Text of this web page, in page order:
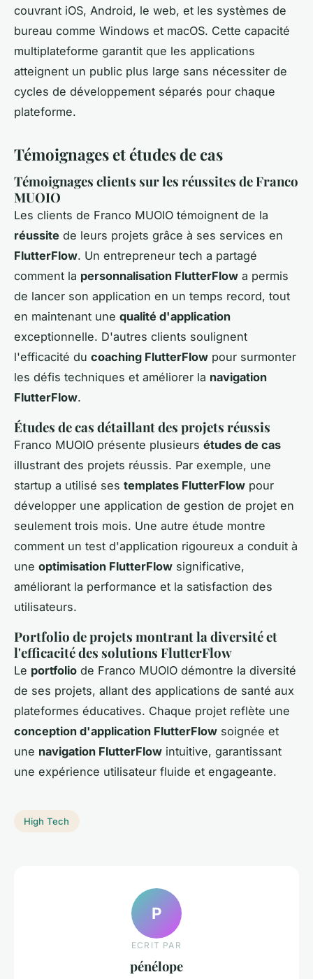
couvrant iOS, Android, le web, et les systèmes de
bureau comme Windows et macOS. Cette capacité
multiplateforme garantit que les applications
atteignent un public plus large sans nécessiter de
cycles de développement séparés pour chaque
plateforme.
Témoignages et études de cas
Témoignages clients sur les réussites de Franco
MUOIO
Les clients de Franco MUOIO témoignent de la
réussite de leurs projets grâce à ses services en
FlutterFlow. Un entrepreneur tech a partagé
comment la personnalisation FlutterFlow a permis
de lancer son application en un temps record, tout
en maintenant une qualité d'application
exceptionnelle. D'autres clients soulignent
l'efficacité du coaching FlutterFlow pour surmonter
les défis techniques et améliorer la navigation
FlutterFlow.
Études de cas détaillant des projets réussis
Franco MUOIO présente plusieurs études de cas
illustrant des projets réussis. Par exemple, une
startup a utilisé ses templates FlutterFlow pour
développer une application de gestion de projet en
seulement trois mois. Une autre étude montre
comment un test d'application rigoureux a conduit à
une optimisation FlutterFlow significative,
améliorant la performance et la satisfaction des
utilisateurs.
Portfolio de projets montrant la diversité et
l'efficacité des solutions FlutterFlow
Le portfolio de Franco MUOIO démontre la diversité
de ses projets, allant des applications de santé aux
plateformes éducatives. Chaque projet reflète une
conception d'application FlutterFlow soignée et
une navigation FlutterFlow intuitive, garantissant
une expérience utilisateur fluide et engageante.
High Tech
P
ECRIT PAR
pénélope